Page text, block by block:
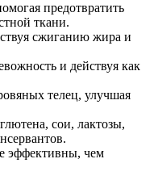
предотвратить
ткани.
сжиганию жира и
и действуя как
телец, улучшая
сои, лактозы,
эффективны, чем